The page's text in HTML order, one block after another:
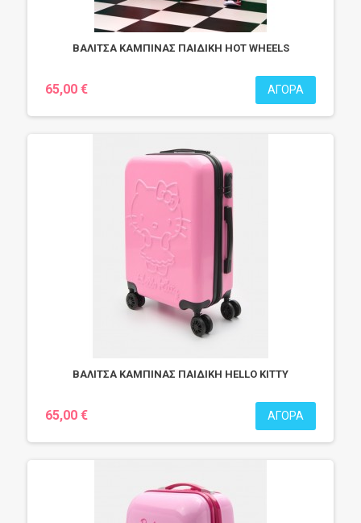
ΒΑΛΙΤΣΑ ΚΑΜΠΙΝΑΣ ΠΑΙΔΙΚΗ HOT WHEELS
65,00 € ΑΓΟΡΆ
ΒΑΛΙΤΣΑ ΚΑΜΠΙΝΑΣ ΠΑΙΔΙΚΗ HELLO KITTY
65,00 € ΑΓΟΡΆ